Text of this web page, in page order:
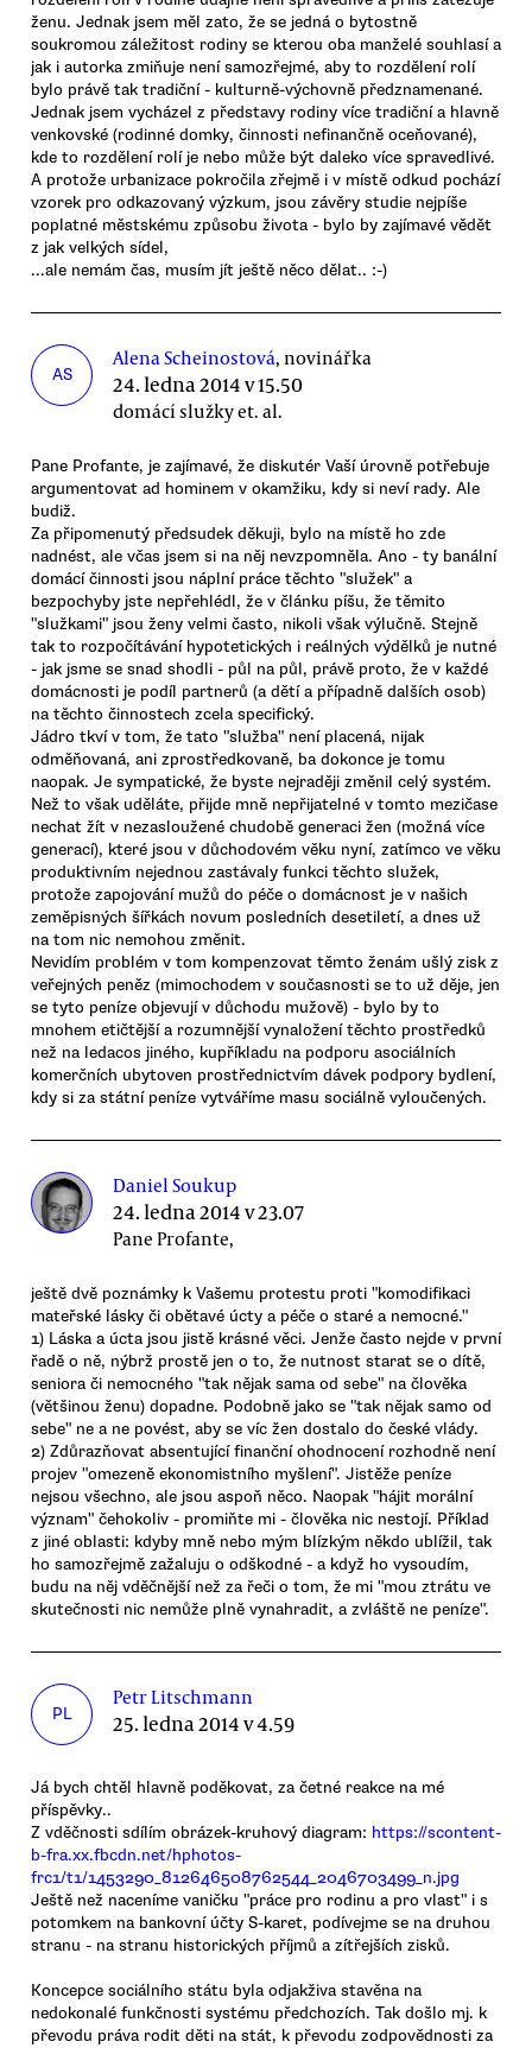
ženu. Jednak jsem měl zato, že se jedná o bytostně
soukromou záležitost rodiny se kterou oba manželé souhlasí a
jak i autorka zmiňuje není samozřejmé, aby to rozdělení rolí
bylo právě tak tradiční - kulturně-výchovně předznamenané.
Jednak jsem vycházel z představy rodiny více tradiční a hlavně
venkovské (rodinné domky, činnosti nefinančně oceňované),
kde to rozdělení rolí je nebo může být daleko více spravedlivé.
A protože urbanizace pokročila zřejmě i v místě odkud pochází
vzorek pro odkazovaný výzkum, jsou závěry studie nejpíše
poplatné městskému způsobu života - bylo by zajímavé vědět
z jak velkých sídel,
...ale nemám čas, musím jít ještě něco dělat.. :-)
AS
Alena Scheinostová, novinářka
24. ledna 2014 v 15.50
domácí služky et. al.
Pane Profante, je zajímavé, že diskutér Vaší úrovně potřebuje
argumentovat ad hominem v okamžiku, kdy si neví rady. Ale
budiž.
Za připomenutý předsudek děkuji, bylo na místě ho zde
nadnést, ale včas jsem si na něj nevzpomněla. Ano - ty banální
domácí činnosti jsou náplní práce těchto "služek" a
bezpochyby jste nepřehlédl, že v článku píšu, že těmito
"služkami" jsou ženy velmi často, nikoli však výlučně. Stejně
tak to rozpočítávání hypotetických i reálných výdělků je nutné
- jak jsme se snad shodli - půl na půl, právě proto, že v každé
domácnosti je podíl partnerů (a dětí a případně dalších osob)
na těchto činnostech zcela specifický.
Jádro tkví v tom, že tato "služba" není placená, nijak
odměňovaná, ani zprostředkovaně, ba dokonce je tomu
naopak. Je sympatické, že byste nejraději změnil celý systém.
Než to však uděláte, přijde mně nepřijatelné v tomto mezičase
nechat žít v nezasloužené chudobě generaci žen (možná více
generací), které jsou v důchodovém věku nyní, zatímco ve věku
produktivním nejednou zastávaly funkci těchto služek,
protože zapojování mužů do péče o domácnost je v našich
zeměpisných šířkách novum posledních desetiletí, a dnes už
na tom nic nemohou změnit.
Nevidím problém v tom kompenzovat těmto ženám ušlý zisk z
veřejných peněz (mimochodem v současnosti se to už děje, jen
se tyto peníze objevují v důchodu mužově) - bylo by to
mnohem etičtější a rozumnější vynaložení těchto prostředků
než na ledacos jiného, kupříkladu na podporu asociálních
komerčních ubytoven prostřednictvím dávek podpory bydlení,
kdy si za státní peníze vytváříme masu sociálně vyloučených.
Daniel Soukup
24. ledna 2014 v 23.07
Pane Profante,
ještě dvě poznámky k Vašemu protestu proti "komodifikaci
mateřské lásky či obětavé úcty a péče o staré a nemocné."
1) Láska a úcta jsou jistě krásné věci. Jenže často nejde v první
řadě o ně, nýbrž prostě jen o to, že nutnost starat se o dítě,
seniora či nemocného "tak nějak sama od sebe" na člověka
(většinou ženu) dopadne. Podobně jako se "tak nějak samo od
sebe" ne a ne povést, aby se víc žen dostalo do české vlády.
2) Zdůrazňovat absentující finanční ohodnocení rozhodně není
projev "omezeně ekonomistního myšlení". Jistěže peníze
nejsou všechno, ale jsou aspoň něco. Naopak "hájit morální
význam" čehokoliv - promiňte mi - člověka nic nestojí. Příklad
z jiné oblasti: kdyby mně nebo mým blízkým někdo ublížil, tak
ho samozřejmě zažaluju o odškodné - a když ho vysoudím,
budu na něj vděčnější než za řeči o tom, že mi "mou ztrátu ve
skutečnosti nic nemůže plně vynahradit, a zvláště ne peníze".
PL
Petr Litschmann
25. ledna 2014 v 4.59
Já bych chtěl hlavně poděkovat, za četné reakce na mé
příspěvky..
Z vděčnosti sdílím obrázek-kruhový diagram: https://scontent-
b-fra.xx.fbcdn.net/hphotos-
frc1/t1/1453290_812646508762544_2046703499_n.jpg
Ještě než naceníme vaničku "práce pro rodinu a pro vlast" i s
potomkem na bankovní účty S-karet, podívejme se na druhou
stranu - na stranu historických příjmů a zítřejších zisků.
Koncepce sociálního státu byla odjakživa stavěna na
nedokonalé funkčnosti systému předchozích. Tak došlo mj. k
převodu práva rodit děti na stát, k převodu zodpovědnosti za